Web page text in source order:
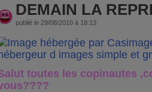
DEMAIN LA
publié le 29/08/2010 à 18:13
toutes les copinautes